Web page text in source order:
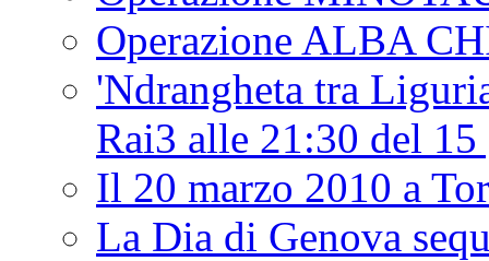
Operazione ALBA
'Ndrangheta tra
Rai3 alle 21:30 del
Il 20 marzo 2010 a
La Dia di Genova